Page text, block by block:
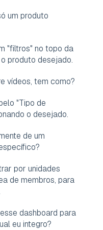
um produto
"filtros" no topo da
produto desejado.
vídeos, tem como?
"Tipo de
o desejado.
de um
por unidades
de membros, para
dashboard para
eu integro?